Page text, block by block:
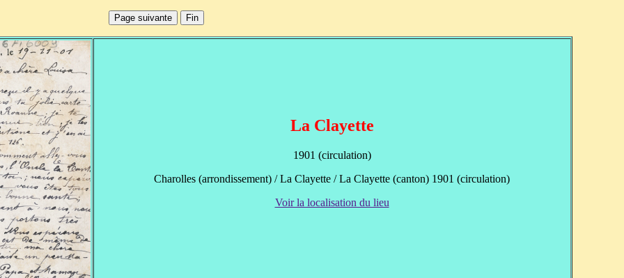
La Clayette
1901 (circulation)
Charolles (arrondissement) / La Clayette / La Clayette (canton) 1901 (circulation)
Voir la localisation du lieu